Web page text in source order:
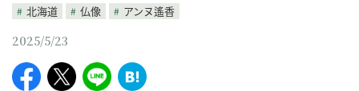
北海道
仏像 アンヌ遙香
2025/5/23